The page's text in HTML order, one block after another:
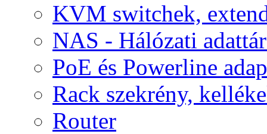
KVM switchek,
NAS - Hálózati
PoE és Powerline
Rack szekrény,
Router